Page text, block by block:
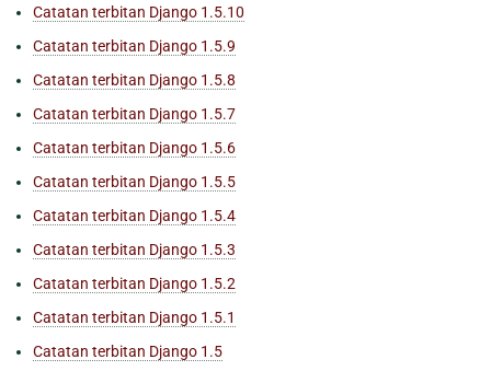
Catatan terbitan Django 1.5.10
Catatan terbitan Django 1.5.9
Catatan terbitan Django 1.5.8
Catatan terbitan Django 1.5.7
Catatan terbitan Django 1.5.6
Catatan terbitan Django 1.5.5
Catatan terbitan Django 1.5.4
Catatan terbitan Django 1.5.3
Catatan terbitan Django 1.5.2
Catatan terbitan Django 1.5.1
Catatan terbitan Django 1.5